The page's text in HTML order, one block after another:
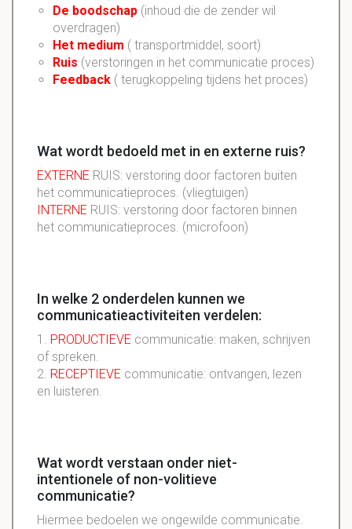
De boodschap (inhoud die de zender wil
overdragen)
Het medium ( transportmiddel, soort)
Ruis (verstoringen in het communicatie proces)
Feedback ( terugkoppeling tijdens het proces)
Wat wordt bedoeld met in en externe ruis?
EXTERNE RUIS: verstoring door factoren buiten
het communicatieproces. (vliegtuigen)
INTERNE RUIS: verstoring door factoren binnen
het communicatieproces. (microfoon)
In welke 2 onderdelen kunnen we
communicatieactiviteiten verdelen:
1. PRODUCTIEVE communicatie: maken, schrijven
of spreken.
2. RECEPTIEVE communicatie: ontvangen, lezen
en luisteren.
Wat wordt verstaan onder niet-
intentionele of non-volitieve
communicatie?
Hiermee bedoelen we ongewilde communicatie.